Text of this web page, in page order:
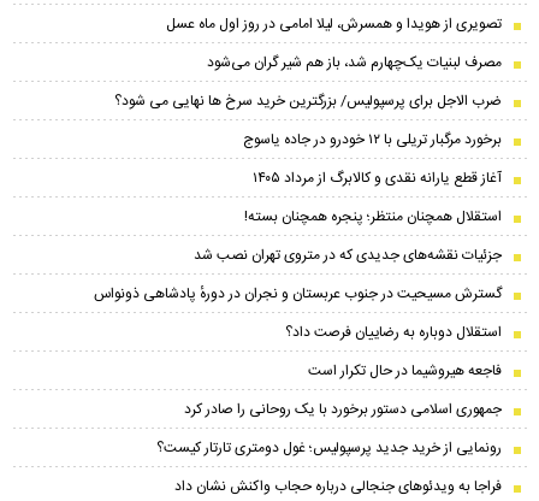
تصویری از هویدا و همسرش، لیلا امامی در روز اول ماه عسل
مصرف لبنیات یک‌چهارم شد، باز هم شیر گران می‌شود
ضرب الاجل برای پرسپولیس/ بزرگترین خرید سرخ ها نهایی می شود؟
برخورد مرگبار تریلی با ۱۲ خودرو در جاده یاسوج
آغاز قطع یارانه نقدی و کالابرگ از مرداد ۱۴۰۵
استقلال همچنان منتظر؛ پنجره همچنان بسته!
جزئیات نقشه‌های جدیدی که در متروی تهران نصب شد
گسترش مسیحیت در جنوب عربستان و نجران در دورهٔ پادشاهی ذونواس
استقلال دوباره به رضاییان فرصت داد؟
فاجعه هیروشیما در حال تکرار است
جمهوری اسلامی دستور برخورد با یک روحانی را صادر کرد
رونمایی از خرید جدید پرسپولیس؛ غول دومتری تارتار کیست؟
فراجا به ویدئوهای جنجالی درباره حجاب واکنش نشان داد